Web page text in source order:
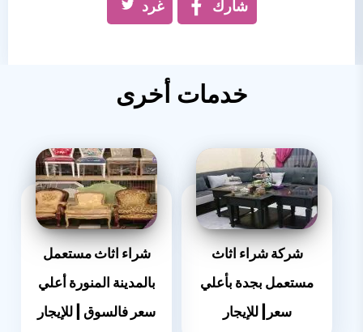
شارك غرد
خدمات أخرى
شركة شراء اثاث
مستعمل بجدة بأعلي
سعر| للإيجار
شراء اثاث مستعمل
بالمدينة المنورة أعلي
سعر فالسوق | للإيجار